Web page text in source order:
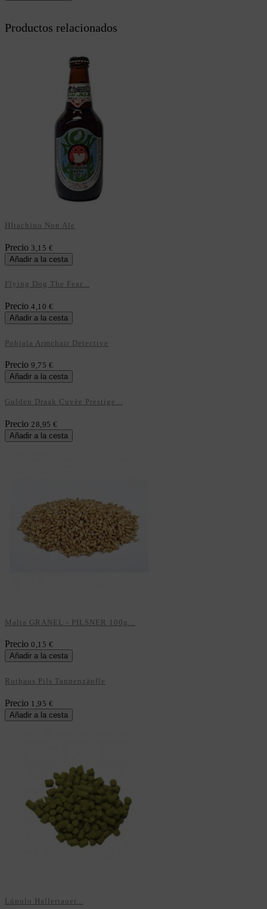
Productos relacionados
HItachino Non Ale
Precio 3,15 €
Añadir a la cesta
Flying Dog The Fear...
Precio 4,10 €
Añadir a la cesta
Pohjala Armchair Detective
Precio 9,75 €
Añadir a la cesta
Gulden Draak Cuvèe Prestige...
Precio 28,95 €
Añadir a la cesta
Malta GRANEL - PILSNER 100g...
Precio 0,15 €
Añadir a la cesta
Rothaus Pils Tannenzäpfle
Precio 1,95 €
Añadir a la cesta
Lúpulo Hallertauer...